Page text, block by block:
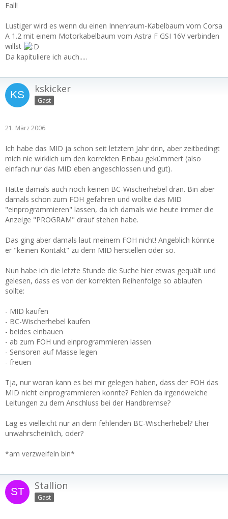
Fall!
Lustiger wird es wenn du einen Innenraum-Kabelbaum vom Corsa
A 1.2 mit einem Motorkabelbaum vom Astra F GSI 16V verbinden
willst
Da kapituliere ich auch.....
kskicker
Gast
21. März 2006
Ich habe das MID ja schon seit letztem Jahr drin, aber zeitbedingt
mich nie wirklich um den korrekten Einbau gekümmert (also
einfach nur das MID eben angeschlossen und gut).
Hatte damals auch noch keinen BC-Wischerhebel dran. Bin aber
damals schon zum FOH gefahren und wollte das MID
"einprogrammieren" lassen, da ich damals wie heute immer die
Anzeige "PROGRAM" drauf stehen habe.
Das ging aber damals laut meinem FOH nicht! Angeblich könnte
er "keinen Kontakt" zu dem MID herstellen oder so.
Nun habe ich die letzte Stunde die Suche hier etwas gequält und
gelesen, dass es von der korrekten Reihenfolge so ablaufen
sollte:
- MID kaufen
- BC-Wischerhebel kaufen
- beides einbauen
- ab zum FOH und einprogrammieren lassen
- Sensoren auf Masse legen
- freuen
Tja, nur woran kann es bei mir gelegen haben, dass der FOH das
MID nicht einprogrammieren konnte? Fehlen da irgendwelche
Leitungen zu dem Anschluss bei der Handbremse?
Lag es vielleicht nur an dem fehlenden BC-Wischerhebel? Eher
unwahrscheinlich, oder?
*am verzweifeln bin*
Stallion
Gast